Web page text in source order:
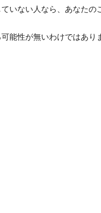
いない人なら、あなたの
能性が無いわけではあり